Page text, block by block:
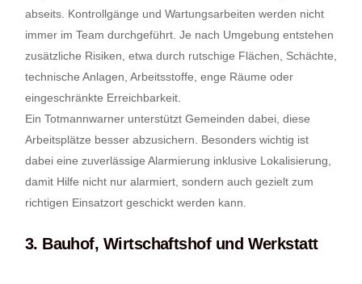
abseits. Kontrollgänge und Wartungsarbeiten werden nicht
immer im Team durchgeführt. Je nach Umgebung entstehen
zusätzliche Risiken, etwa durch rutschige Flächen, Schächte,
technische Anlagen, Arbeitsstoffe, enge Räume oder
eingeschränkte Erreichbarkeit.
Ein Totmannwarner unterstützt Gemeinden dabei, diese
Arbeitsplätze besser abzusichern. Besonders wichtig ist
dabei eine zuverlässige Alarmierung inklusive Lokalisierung,
damit Hilfe nicht nur alarmiert, sondern auch gezielt zum
richtigen Einsatzort geschickt werden kann.
3. Bauhof, Wirtschaftshof und Werkstatt